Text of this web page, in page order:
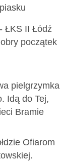
ŁKS II Łódź
początek
pielgrzymka
Idą do Tej,
Bramie
Ofiarom